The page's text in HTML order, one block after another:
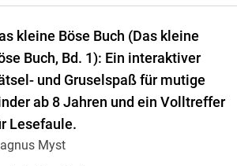
kleine Böse Buch (Das kleine
Buch, Bd. 1): Ein interaktiver
und Gruselspaß für mutige
ab 8 Jahren und ein Volltreffer
Lesefaule.
Myst